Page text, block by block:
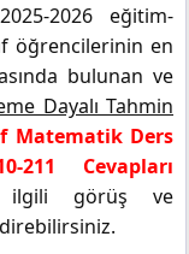
2026 eğitim-
öğrencilerinin en
bulunan ve
Dayalı Tahmin
Matematik Ders
211 Cevapları
ilgili görüş ve